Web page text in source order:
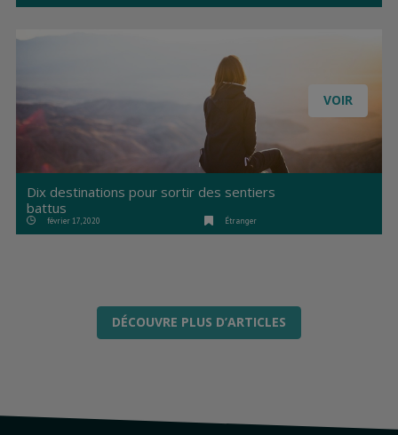
VOIR
Dix destinations pour sortir des sentiers
battus
février 17, 2020 Étranger
DÉCOUVRE PLUS D’ARTICLES